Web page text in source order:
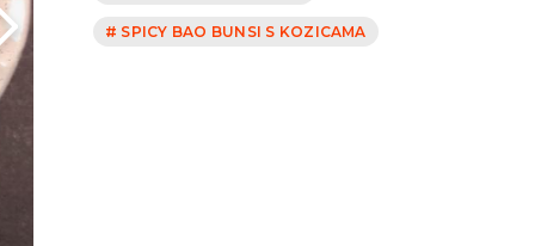
# SPICY BAO BUNSI S KOZICAMA